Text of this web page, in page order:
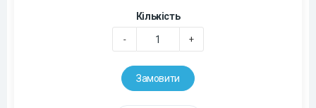
Кількість
- +
Замовити